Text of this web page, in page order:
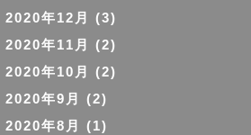
2020年12月
(3)
2020年11月
(2)
2020年10月
(2)
2020年9月
(2)
2020年8月
(1)